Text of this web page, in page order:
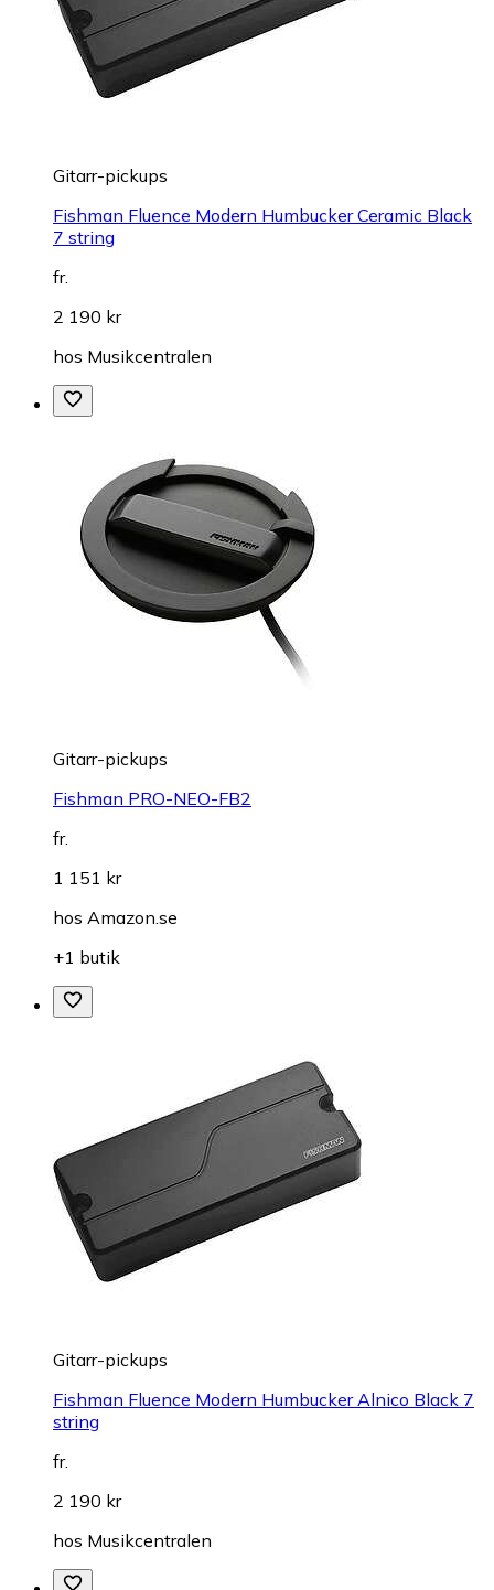
Gitarr-pickups
Fishman Fluence Modern Humbucker Ceramic Black
7 string
fr.
2 190 kr
hos Musikcentralen
Gitarr-pickups
Fishman PRO-NEO-FB2
fr.
1 151 kr
hos Amazon.se
+1 butik
Gitarr-pickups
Fishman Fluence Modern Humbucker Alnico Black 7
string
fr.
2 190 kr
hos Musikcentralen